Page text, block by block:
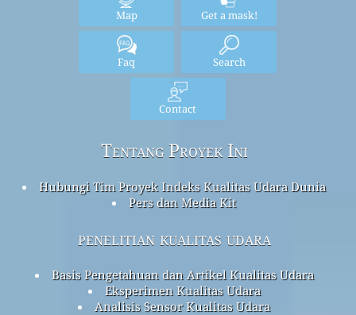
Map Get a mask!
Faq Search
Contact
Tentang Proyek Ini
Hubungi Tim Proyek Indeks Kualitas Udara Dunia
Pers dan Media Kit
penelitian kualitas udara
Basis Pengetahuan dan Artikel Kualitas Udara
Eksperimen Kualitas Udara
Analisis Sensor Kualitas Udara